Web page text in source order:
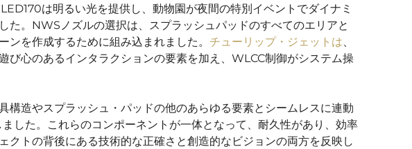
は明るい光を提供し、動物園が夜間の特別イベントでダイナミ
た。NWSノズルの選択は、スプラッシュパッドのすべてのエリアと
を作成するために組み込まれました。 チューリップ・ジェットは、
び心のあるインタラクションの要素を加え、WLCC制御がシステム操
構造やスプラッシュ・パッドの他のあらゆる要素とシームレスに連動
した。これらのコンポーネントが一体となって、耐久性があり、効率
クトの背後にある技術的な正確さと創造的なビジョンの両方を反映し